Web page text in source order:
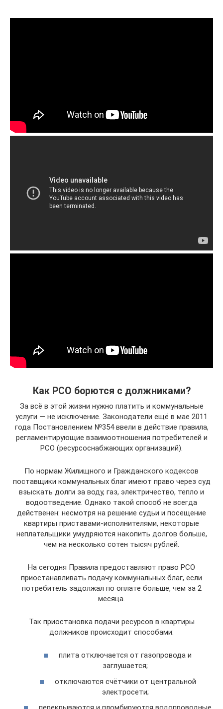
Как РСО борются с должниками?
За всё в этой жизни нужно платить и коммунальные
услуги — не исключение. Законодатели ещё в мае 2011
года Постановлением №354 ввели в действие правила,
регламентирующие взаимоотношения потребителей и
РСО (ресурсоснабжающих организаций).
По нормам Жилищного и Гражданского кодексов
поставщики коммунальных благ имеют право через суд
взыскать долги за воду, газ, электричество, тепло и
водоотведение. Однако такой способ не всегда
действенен: несмотря на решение судьи и посещение
квартиры приставами‑исполнителями, некоторые
неплательщики умудряются накопить долгов больше,
чем на несколько сотен тысяч рублей.
На сегодня Правила предоставляют право РСО
приостанавливать подачу коммунальных благ, если
потребитель задолжал по оплате больше, чем за 2
месяца.
Так приостановка подачи ресурсов в квартиры
должников происходит способами:
плита отключается от газопровода и
заглушается;
отключаются счётчики от центральной
электросети;